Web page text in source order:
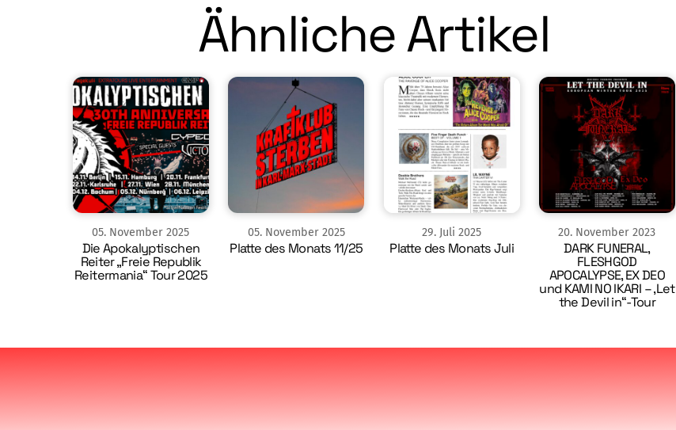
Ähnliche Artikel
05. November 2025
Die Apokalyptischen
Reiter „Freie Republik
Reitermania“ Tour 2025
05. November 2025
Platte des Monats 11/25
29. Juli 2025
Platte des Monats Juli
20. November 2023
DARK FUNERAL,
FLESHGOD
APOCALYPSE, EX DEO
und KAMI NO IKARI – ‚Let
the Devil in“-Tour